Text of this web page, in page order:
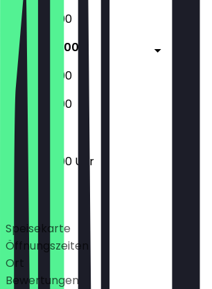
10:00 - 23:00
10:00 - 23:00
10:00 - 23:00
10:00 - 23:00
10:00 - 23:00 Uhr
Deals
Speisekarte
Öffnungszeiten
Ort
Bewertungen